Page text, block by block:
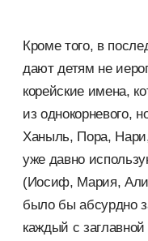
Кроме того, в
дают детям не
корейские имена,
из однокорневого,
Ханыль, Пора,
уже давно
(Иосиф, Мария,
было бы абсурдно
каждый с